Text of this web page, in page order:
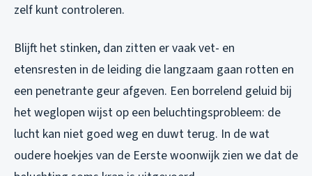
zelf kunt controleren.
Blijft het stinken, dan zitten er vaak vet- en
etensresten in de leiding die langzaam gaan rotten en
een penetrante geur afgeven. Een borrelend geluid bij
het weglopen wijst op een beluchtingsprobleem: de
lucht kan niet goed weg en duwt terug. In de wat
oudere hoekjes van de Eerste woonwijk zien we dat de